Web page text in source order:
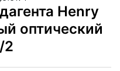
Henry
оптический
2